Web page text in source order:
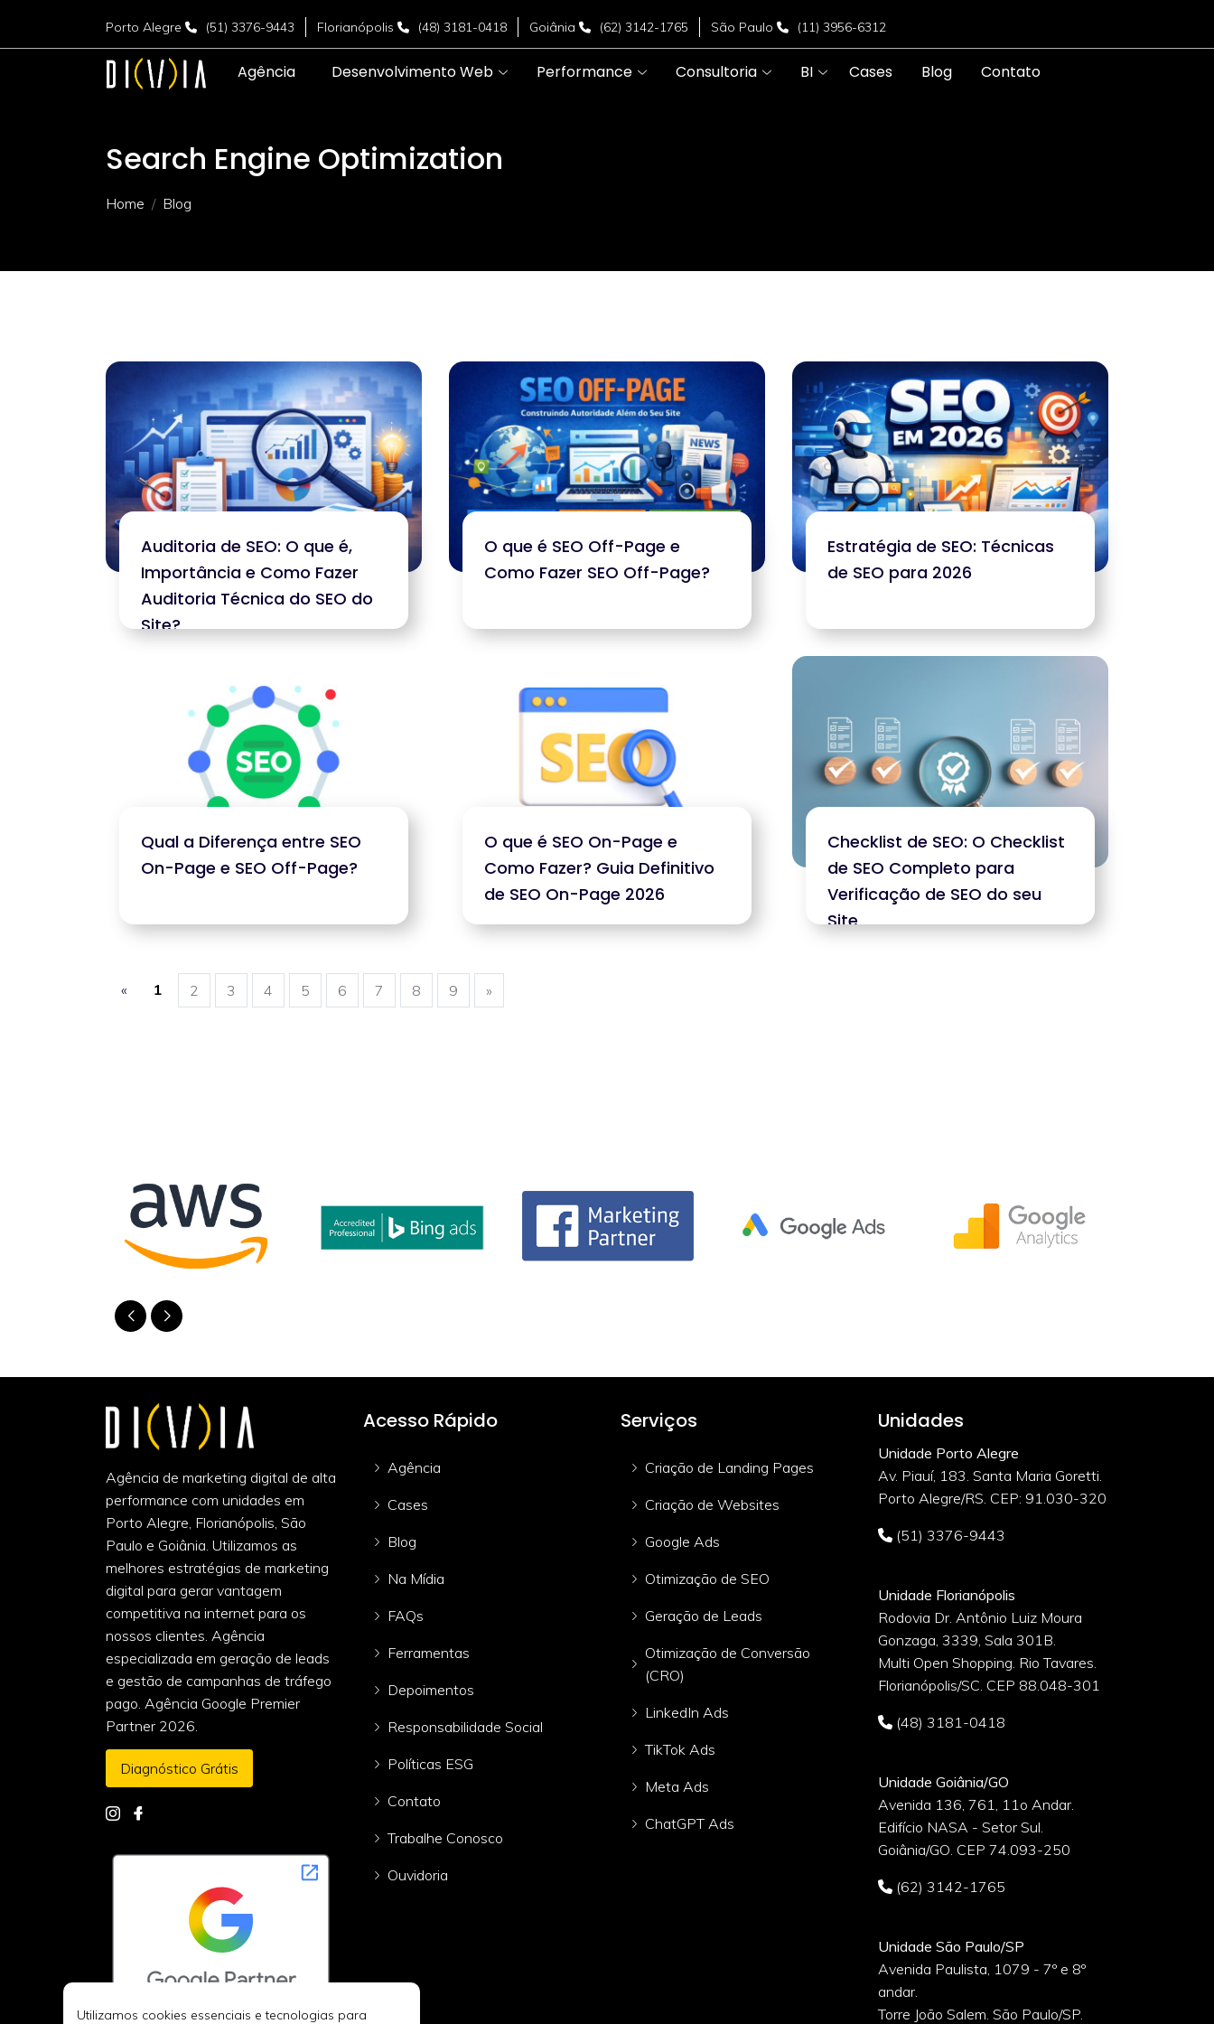
Porto Alegre (51) 3376-9443 Florianópolis (48) 3181-0418 Goiânia (62) 3142-1765 São Paulo (11) 3956-6312
Agência Desenvolvimento Web Performance Consultoria BI Cases Blog Contato
Search Engine Optimization
Home Blog
Auditoria de SEO: O que é,
Importância e Como Fazer
Auditoria Técnica do SEO do
Site?
O que é SEO Off-Page e
Como Fazer SEO Off-Page?
Estratégia de SEO: Técnicas
de SEO para 2026
Qual a Diferença entre SEO
On-Page e SEO Off-Page?
O que é SEO On-Page e
Como Fazer? Guia Definitivo
de SEO On-Page 2026
Checklist de SEO: O Checklist
de SEO Completo para
Verificação de SEO do seu
Site
« 1 2 3 4 5 6 7 8 9 »
Agência de marketing digital de alta
performance com unidades em
Porto Alegre, Florianópolis, São
Paulo e Goiânia. Utilizamos as
melhores estratégias de marketing
digital para gerar vantagem
competitiva na internet para os
nossos clientes. Agência
especializada em geração de leads
e gestão de campanhas de tráfego
pago. Agência Google Premier
Partner 2026.
Diagnóstico Grátis
Acesso Rápido
Agência
Cases
Blog
Na Mídia
FAQs
Ferramentas
Depoimentos
Responsabilidade Social
Políticas ESG
Contato
Trabalhe Conosco
Ouvidoria
Serviços
Criação de Landing Pages
Criação de Websites
Google Ads
Otimização de SEO
Geração de Leads
Otimização de Conversão
(CRO)
LinkedIn Ads
TikTok Ads
Meta Ads
ChatGPT Ads
Unidades
Unidade Porto Alegre
Av. Piauí, 183. Santa Maria Goretti.
Porto Alegre/RS. CEP: 91.030-320
(51) 3376-9443
Unidade Florianópolis
Rodovia Dr. Antônio Luiz Moura
Gonzaga, 3339, Sala 301B.
Multi Open Shopping. Rio Tavares.
Florianópolis/SC. CEP 88.048-301
(48) 3181-0418
Unidade Goiânia/GO
Avenida 136, 761, 11o Andar.
Edifício NASA - Setor Sul.
Goiânia/GO. CEP 74.093-250
(62) 3142-1765
Unidade São Paulo/SP
Avenida Paulista, 1079 - 7º e 8º
andar.
Torre João Salem. São Paulo/SP.
Utilizamos cookies essenciais e tecnologias para